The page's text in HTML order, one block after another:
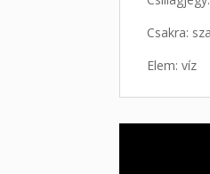
Csakra:
Elem: víz